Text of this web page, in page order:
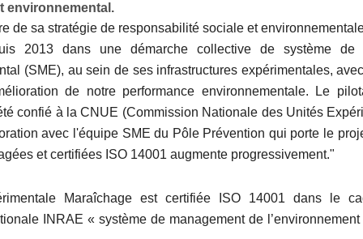
environnemental.
de sa stratégie de responsabilité sociale et
2013 dans une démarche collective de système de
(SME), au sein de ses infrastructures expérimentales,
de notre performance environnementale. Le
confié à la CNUE (Commission Nationale des Unités
avec l'équipe SME du Pôle Prévention qui porte le
et certifiées ISO 14001 augmente progressivement."
Maraîchage est certifiée ISO 14001 dans le
INRAE « système de management de